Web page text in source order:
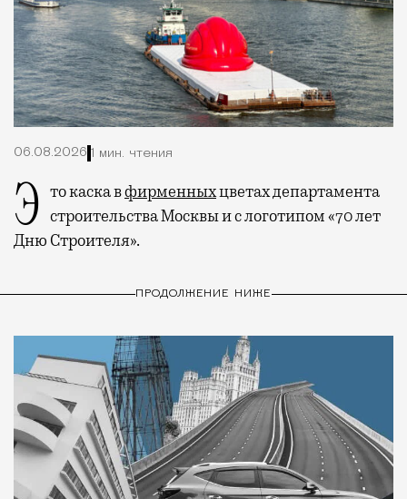
06.08.2026 1 мин. чтения
Это каска вфирменныхцветах департамента
строительства Москвы и с логотипом «70 лет
Дню Строителя».
ПРОДОЛЖЕНИЕ НИЖЕ